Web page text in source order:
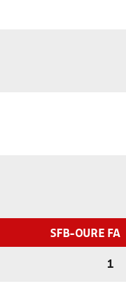
SFB-OURE FA
1